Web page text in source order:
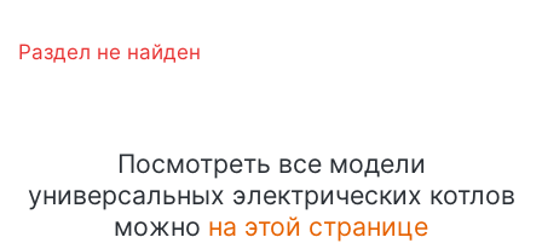
Раздел не найден
Посмотреть все модели
универсальных электрических котлов
можно на этой странице